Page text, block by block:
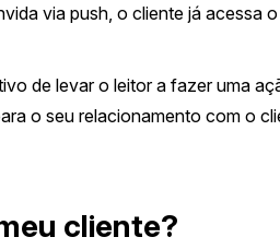
via push, o cliente já acessa
de levar o leitor a fazer uma
o seu relacionamento com o
cliente?